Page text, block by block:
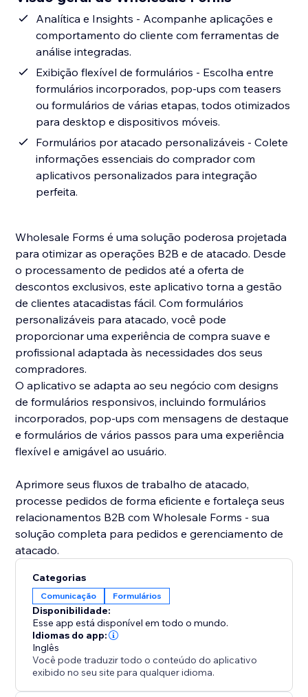
Analítica e Insights - Acompanhe aplicações e
comportamento do cliente com ferramentas de
análise integradas.
Exibição flexível de formulários - Escolha entre
formulários incorporados, pop-ups com teasers
ou formulários de várias etapas, todos otimizados
para desktop e dispositivos móveis.
Formulários por atacado personalizáveis ​​- Colete
informações essenciais do comprador com
aplicativos personalizados para integração
perfeita.
Wholesale Forms é uma solução poderosa projetada
para otimizar as operações B2B e de atacado. Desde
o processamento de pedidos até a oferta de
descontos exclusivos, este aplicativo torna a gestão
de clientes atacadistas fácil. Com formulários
personalizáveis para atacado, você pode
proporcionar uma experiência de compra suave e
profissional adaptada às necessidades dos seus
compradores.
O aplicativo se adapta ao seu negócio com designs
de formulários responsivos, incluindo formulários
incorporados, pop-ups com mensagens de destaque
e formulários de vários passos para uma experiência
flexível e amigável ao usuário.
Aprimore seus fluxos de trabalho de atacado,
processe pedidos de forma eficiente e fortaleça seus
relacionamentos B2B com Wholesale Forms - sua
solução completa para pedidos e gerenciamento de
atacado.
Categorias
Comunicação Formulários
Disponibilidade:
Esse app está disponível em todo o mundo.
Idiomas do app:
Inglês
Você pode traduzir todo o conteúdo do aplicativo
exibido no seu site para qualquer idioma.